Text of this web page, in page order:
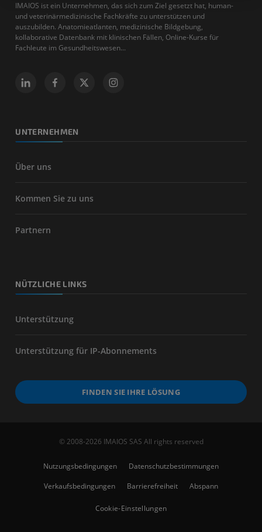
IMAIOS ist ein Unternehmen, das sich zum Ziel gesetzt hat, human-
und veterinärmedizinische Fachkräfte zu unterstützen und
auszubilden. Anatomieatlanten, medizinische Bildgebung,
kollaborative Datenbank mit klinischen Fällen, Online-Kurse für
Fachleute im Gesundheitswesen...
UNTERNEHMEN
Über uns
Kommen Sie zu uns
Partnern
NÜTZLICHE LINKS
Unterstützung
Unterstützung für IP-Abonnements
FINDEN SIE IHRE LÖSUNG
© 2008-2026 IMAIOS SAS All rights reserved
Nutzungsbedingungen
Datenschutzbestimmungen
Verkaufsbedingungen
Barrierefreiheit Abspann
Cookie-Einstellungen